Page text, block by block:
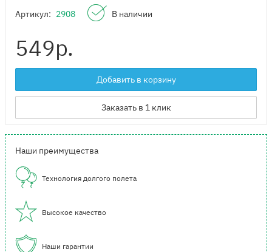
Артикул: 2908 В наличии
549р.
Добавить в корзину
Заказать в 1 клик
Наши преимущества
Технология долгого полета
Высокое качество
Наши гарантии